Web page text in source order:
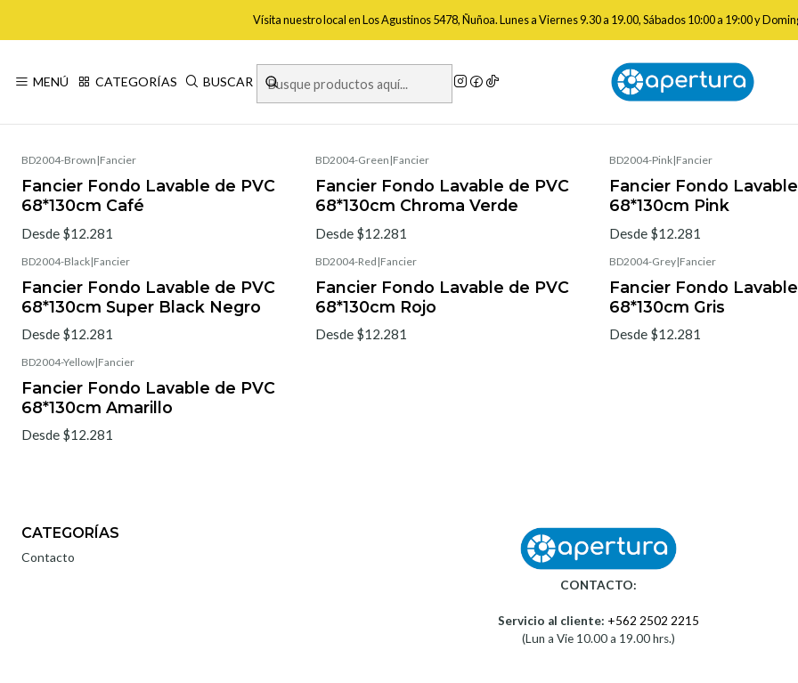
MENÚ CATEGORÍAS BUSCAR
Vísita nuestro local en Los Agustinos 5478, Ñuñoa. Lunes a Viernes 9.30 a 19.00, Sábados 10:00 a 19:00 y
Inicio Trípodes y Soportes Soportes de fondo Fondos de Pvc
Fondos de Pvc
BD2004-Brown |Fancier
Fancier Fondo Lavable de PVC
68*130cm Café
Desde $12.281
BD2004-Green |Fancier
Fancier Fondo Lavable de PVC
68*130cm Chroma Verde
Desde $12.281
BD2004-Pink|Fancier
Fancier Fondo
68*130cm Pink
Desde $12.281
BD2004-Black|Fancier
Fancier Fondo Lavable de PVC
68*130cm Super Black Negro
Desde $12.281
BD2004-Red |Fancier
Fancier Fondo Lavable de PVC
68*130cm Rojo
Desde $12.281
BD2004-Grey|Fancier
Fancier Fondo
68*130cm Gris
Desde $12.281
BD2004-Yellow|Fancier
Fancier Fondo Lavable de PVC
68*130cm Amarillo
Desde $12.281
CATEGORÍAS
Contacto
CONTACTO:
Servicio al cliente: +562 2502 2215
(Lun a Vie 10.00 a 19.00 hrs.)